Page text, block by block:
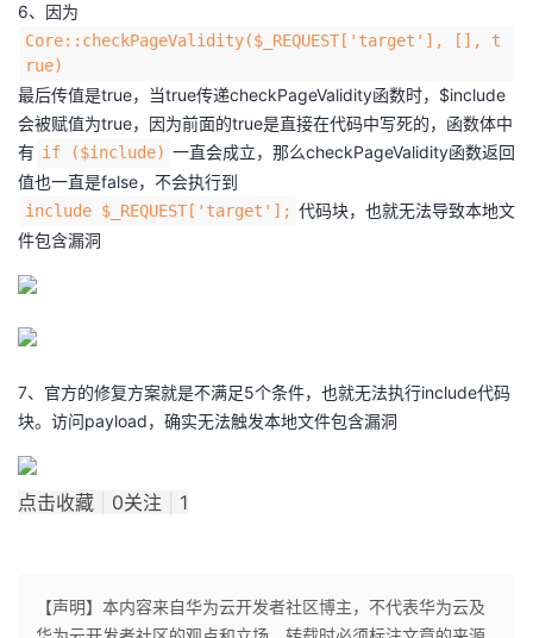
6、因为
Core::checkPageValidity($_REQUEST['target'], [], t
rue)
最后传值是true，当true传递checkPageValidity函数时，$include
会被赋值为true，因为前面的true是直接在代码中写死的，函数体中
有 if ($include) 一直会成立，那么checkPageValidity函数返回
值也一直是false，不会执行到
include $_REQUEST['target']; 代码块，也就无法导致本地文
件包含漏洞
7、官方的修复方案就是不满足5个条件，也就无法执行include代码
块。访问payload，确实无法触发本地文件包含漏洞
点击收藏 0关注 1
【声明】本内容来自华为云开发者社区博主，不代表华为云及